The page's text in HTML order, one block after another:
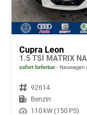
Cupra Leon
sofort lieferbar Neuwagen
Fahrzeugnr. 92614
Kraftstoff Benzin
Leistung 110 kW (150 PS)